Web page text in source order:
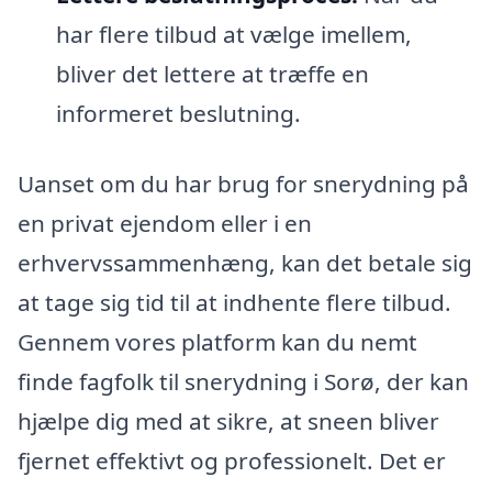
har flere tilbud at vælge imellem,
bliver det lettere at træffe en
informeret beslutning.
Uanset om du har brug for snerydning på
en privat ejendom eller i en
erhvervssammenhæng, kan det betale sig
at tage sig tid til at indhente flere tilbud.
Gennem vores platform kan du nemt
finde fagfolk til snerydning i Sorø, der kan
hjælpe dig med at sikre, at sneen bliver
fjernet effektivt og professionelt. Det er